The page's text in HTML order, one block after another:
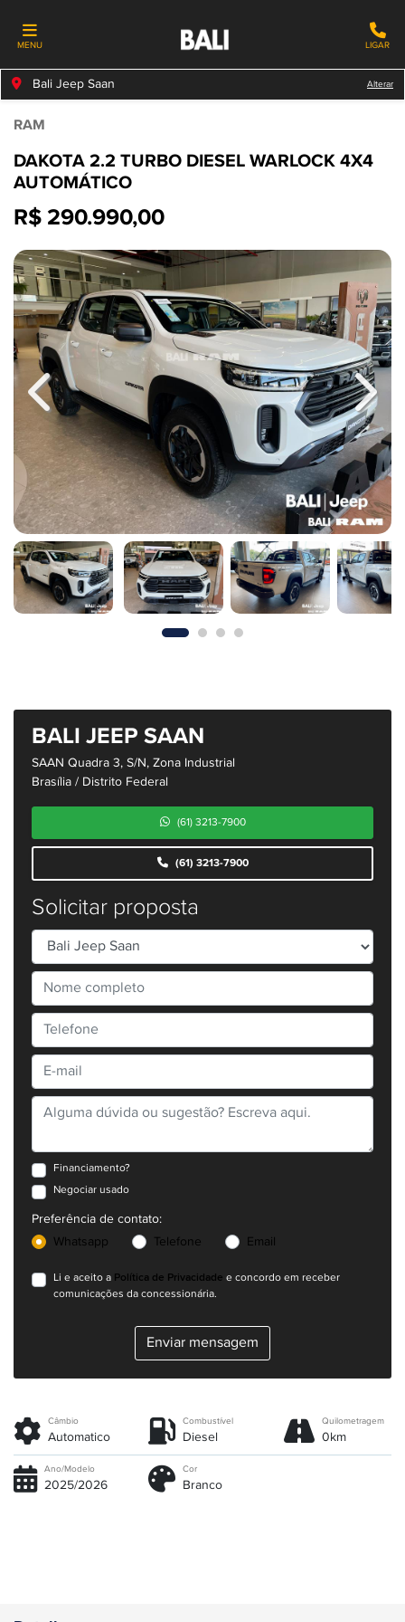
MENU LIGAR
Bali Jeep Saan Alterar
RAM
DAKOTA 2.2 TURBO DIESEL WARLOCK 4X4
AUTOMÁTICO
R$ 290.990,00
Previous Next
BALI JEEP SAAN
SAAN Quadra 3, S/n, Zona Industrial
Brasília / Distrito Federal
(61) 3213-7900
(61) 3213-7900
Solicitar proposta
Financiamento?
Negociar usado
Preferência de contato:
Whatsapp
Telefone Email
Li e aceito a Política de Privacidade e concordo em receber
comunicações da concessionária.
Enviar mensagem
Câmbio
Automatico
Combustível
Diesel
Quilometragem
0km
Ano/Modelo
2025/2026
Cor
Branco